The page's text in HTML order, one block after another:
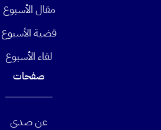
مقال الأسبوع
قضية الأسبوع
لقاء الأسبوع
صفحات
عن صدى